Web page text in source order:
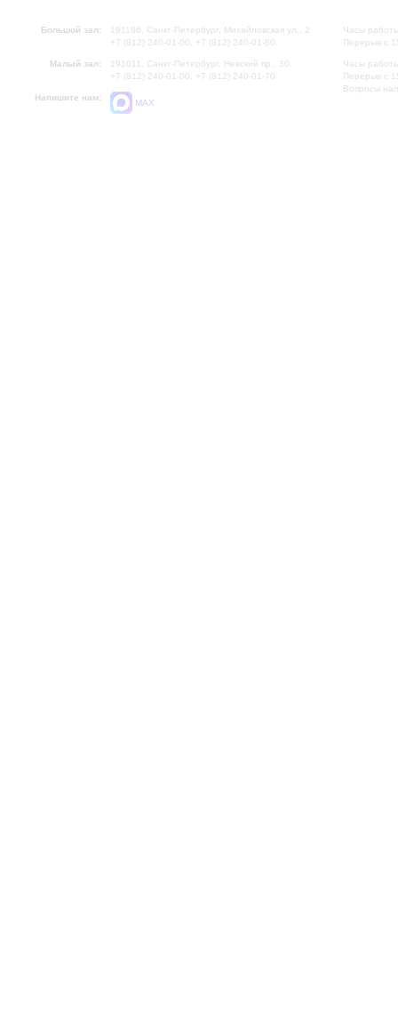
Ленинградской
Большой зал:
191186, Санкт-Петербург, Михайловская ул., 2
+7 (812) 240-01-00, +7 (812) 240-01-80
Малый зал:
191011, Санкт-Петербург, Невский пр., 30
+7 (812) 240-01-00, +7 (812) 240-01-70
Напишите нам:
MAX
Часы
Перерыв с
Часы
Перерыв с
Вопросы